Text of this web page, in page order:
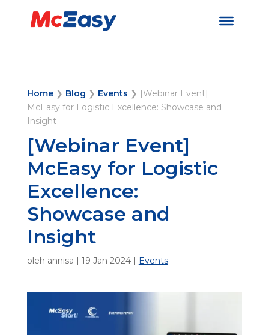
Home❯ Blog ❯ Events ❯ [Webinar Event]
McEasy for Logistic Excellence: Showcase and
Insight
[Webinar Event]
McEasy for Logistic
Excellence:
Showcase and
Insight
oleh annisa | 19 Jan 2024| Events